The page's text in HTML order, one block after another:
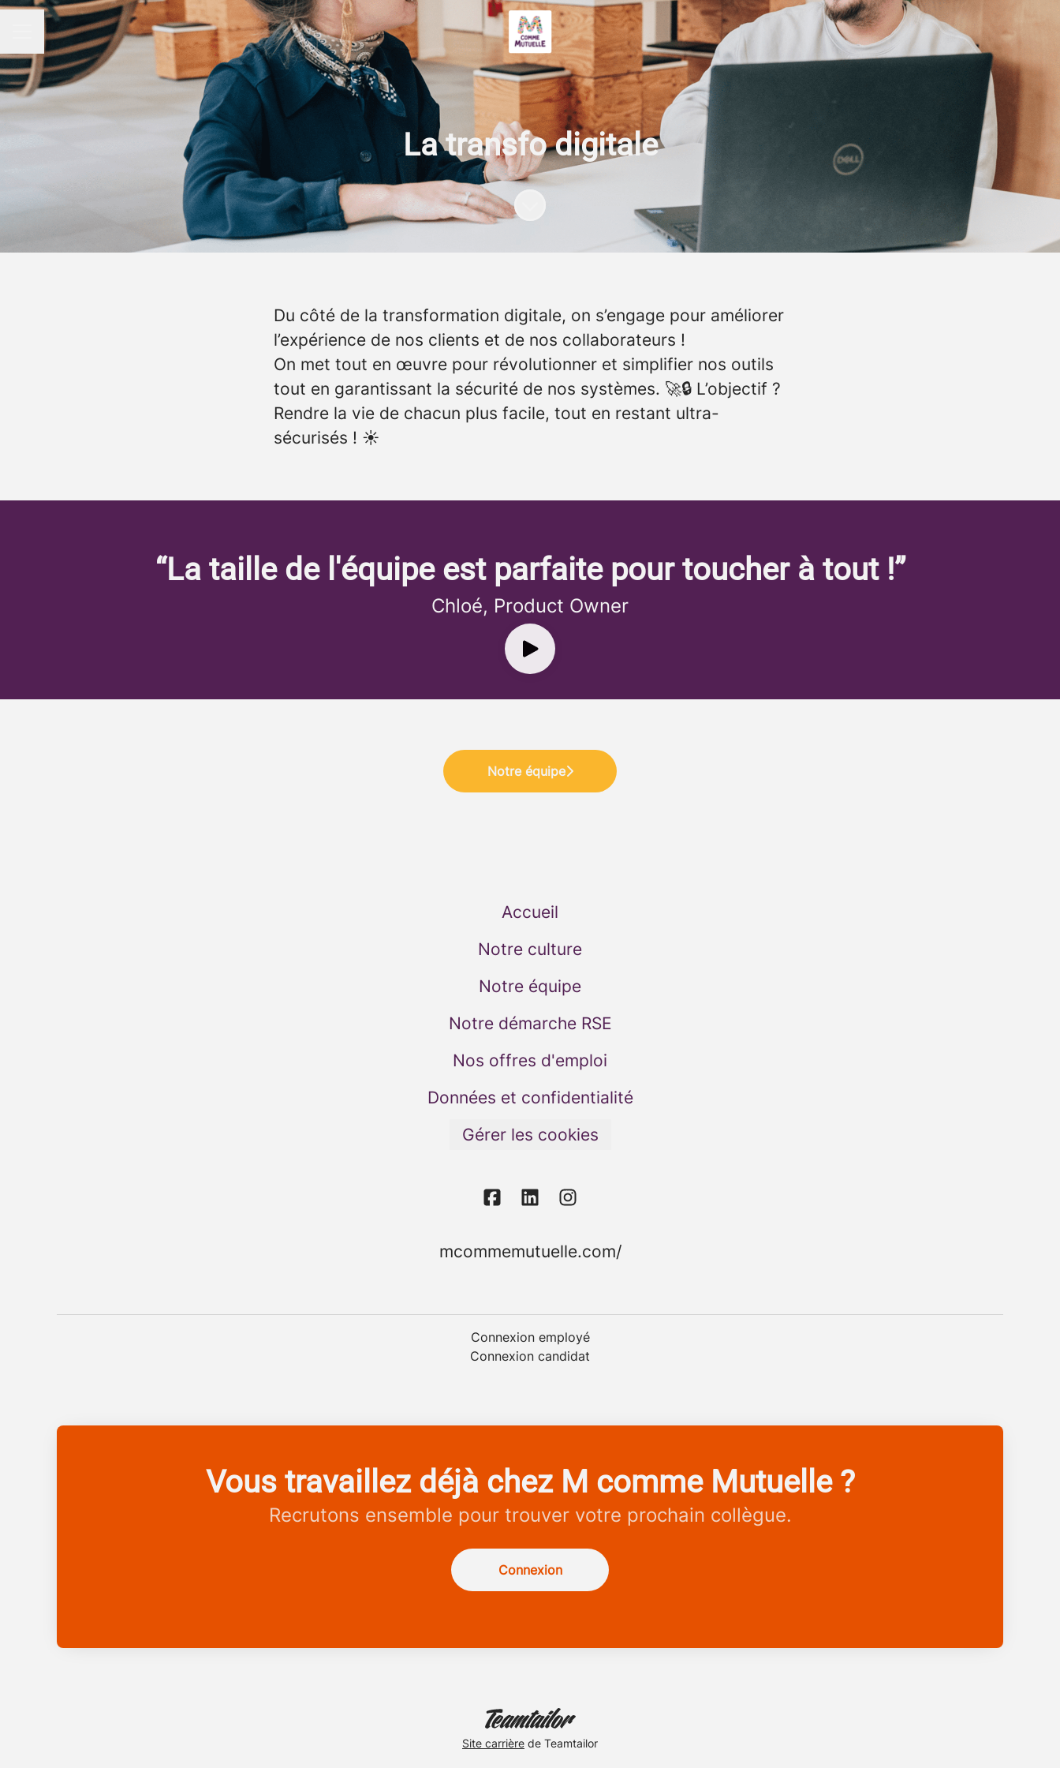
Menu carrière
La transfo digitale
Faire défiler jusqu'au contenu
Du côté de la transformation digitale, on s’engage pour améliorer
l’expérience de nos clients et de nos collaborateurs !
On met tout en œuvre pour révolutionner et simplifier nos outils
tout en garantissant la sécurité de nos systèmes. 🚀🔒 L’objectif ?
Rendre la vie de chacun plus facile, tout en restant ultra-
sécurisés ! ☀️
“La taille de l'équipe est parfaite pour toucher à tout !”
Chloé, Product Owner
Notre équipe
Accueil
Notre culture
Notre équipe
Notre démarche RSE
Nos offres d'emploi
Données et confidentialité
Gérer les cookies
mcommemutuelle.com/
Connexion employé
Connexion candidat
Vous travaillez déjà chez M comme Mutuelle ?
Recrutons ensemble pour trouver votre prochain collègue.
Connexion
Site carrière de Teamtailor